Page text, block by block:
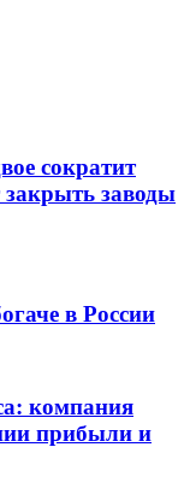
сократит
заводы
в России
компания
прибыли и